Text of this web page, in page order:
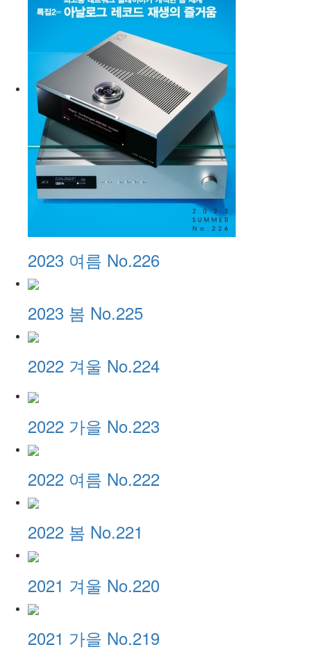
2023 여름 No.226
2023 봄 No.225
2022 겨울 No.224
2022 가을 No.223
2022 여름 No.222
2022 봄 No.221
2021 겨울 No.220
2021 가을 No.219